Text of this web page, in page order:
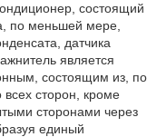
состоящий
по меньшей мере,
датчика
является
состоящим из, по
сторон, кроме
сторонами через
единый